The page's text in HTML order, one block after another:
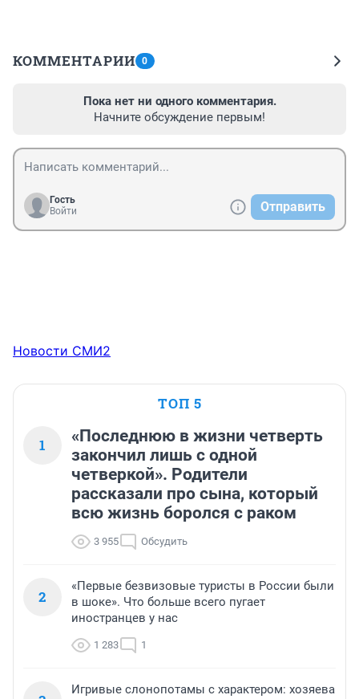
КОММЕНТАРИИ 0
Пока нет ни одного комментария.
Начните обсуждение первым!
Гость
Войти
Отправить
Новости СМИ2
ТОП 5
1
«Последнюю в жизни четверть
закончил лишь с одной
четверкой». Родители
рассказали про сына, который
всю жизнь боролся с раком
3 955 Обсудить
2
«Первые безвизовые туристы в России были
в шоке». Что больше всего пугает
иностранцев у нас
1 283 1
Игривые слонопотамы с характером: хозяева